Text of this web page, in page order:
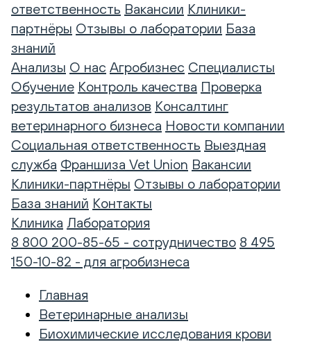
ответственность Вакансии Клиники-
партнёры Отзывы о лаборатории База
знаний
Анализы О нас Агробизнес Специалисты
Обучение Контроль качества Проверка
результатов анализов Консалтинг
ветеринарного бизнеса Новости компании
Социальная ответственность Выездная
служба Франшиза Vet Union Вакансии
Клиники-партнёры Отзывы о лаборатории
База знаний Контакты
Клиника Лаборатория
8 800 200-85-65 - сотрудничество 8 495
150-10-82 - для агробизнеса
Главная
Ветеринарные анализы
Биохимические исследования крови